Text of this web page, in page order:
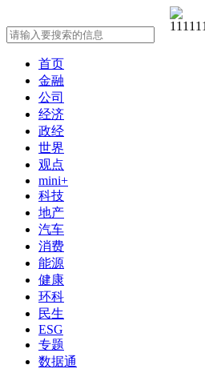
首页
金融
公司
经济
政经
世界
观点
mini+
科技
地产
汽车
消费
能源
健康
环科
民生
ESG
专题
数据通